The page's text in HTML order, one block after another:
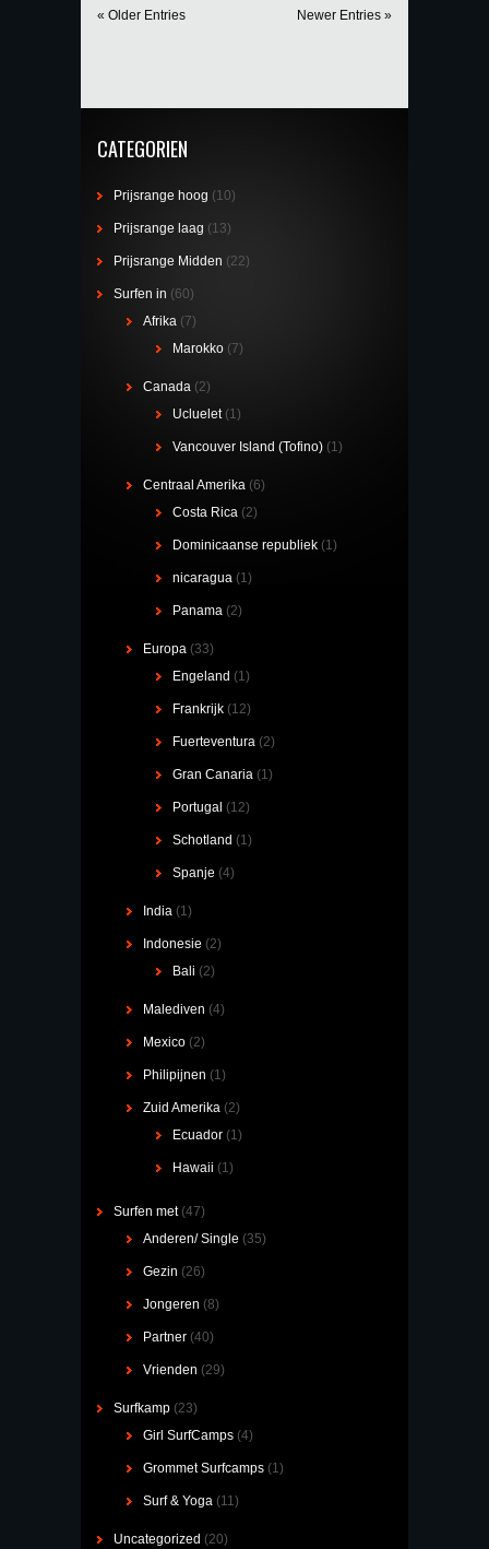
« Older Entries Newer Entries »
CATEGORIEN
Prijsrange hoog (10)
Prijsrange laag (13)
Prijsrange Midden (22)
Surfen in (60)
Afrika (7)
Marokko (7)
Canada (2)
Ucluelet(1)
Vancouver Island (Tofino) (1)
Centraal Amerika (6)
Costa Rica (2)
Dominicaanse republiek (1)
nicaragua (1)
Panama (2)
Europa (33)
Engeland (1)
Frankrijk (12)
Fuerteventura (2)
Gran Canaria (1)
Portugal (12)
Schotland (1)
Spanje (4)
India (1)
Indonesie (2)
Bali (2)
Malediven (4)
Mexico (2)
Philipijnen (1)
Zuid Amerika (2)
Ecuador (1)
Hawaii (1)
Surfen met(47)
Anderen/ Single (35)
Gezin (26)
Jongeren (8)
Partner (40)
Vrienden (29)
Surfkamp (23)
Girl SurfCamps (4)
Grommet Surfcamps (1)
Surf & Yoga (11)
Uncategorized (20)